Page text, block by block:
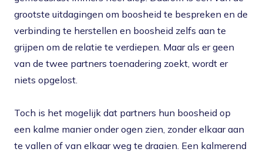
grootste uitdagingen om boosheid te bespreken en de
verbinding te herstellen en boosheid zelfs aan te
grijpen om de relatie te verdiepen. Maar als er geen
van de twee partners toenadering zoekt, wordt er
niets opgelost.
Toch is het mogelijk dat partners hun boosheid op
een kalme manier onder ogen zien, zonder elkaar aan
te vallen of van elkaar weg te draaien. Een kalmerend